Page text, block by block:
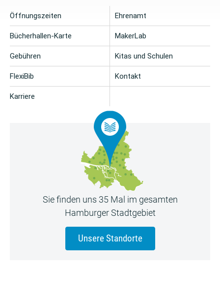
Öffnungszeiten
Bücherhallen-Karte
Gebühren
FlexiBib
Karriere
Ehrenamt
MakerLab
Kitas und Schulen
Kontakt
Sie finden uns 35 Mal im gesamten
Hamburger Stadtgebiet
Unsere Standorte